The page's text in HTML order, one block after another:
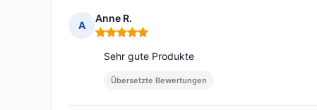
A
Anne R.
Hinweis: 5 von 5
Sehr gute Produkte
Übersetzte Bewertungen